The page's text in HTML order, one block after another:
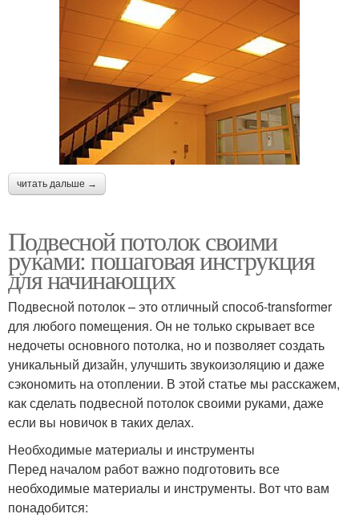
читать дальше →
Подвесной потолок своими
руками: пошаговая инструкция
для начинающих
Подвесной потолок – это отличный способ-transformer
для любого помещения. Он не только скрывает все
недочеты основного потолка, но и позволяет создать
уникальный дизайн, улучшить звукоизоляцию и даже
сэкономить на отоплении. В этой статье мы расскажем,
как сделать подвесной потолок своими руками, даже
если вы новичок в таких делах.
Необходимые материалы и инструменты
Перед началом работ важно подготовить все
необходимые материалы и инструменты. Вот что вам
понадобится: